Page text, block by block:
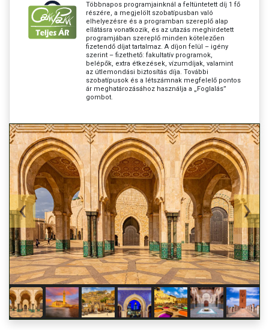
Többnapos programjainknál a feltüntetett díj 1 fő
részére, a megjelölt szobatípusban való
elhelyezésre és a programban szereplő alap
ellátásra vonatkozik, és az utazás meghirdetett
programjában szereplő minden kötelezően
fizetendő díjat tartalmaz. A díjon felül – igény
szerint – fizethető: fakultatív programok,
belépők, extra étkezések, vízumdíjak, valamint
az útlemondási biztosítás díja. További
szobatípusok és a létszámnak megfelelő pontos
ár meghatározásához használja a „Foglalás”
gombot.